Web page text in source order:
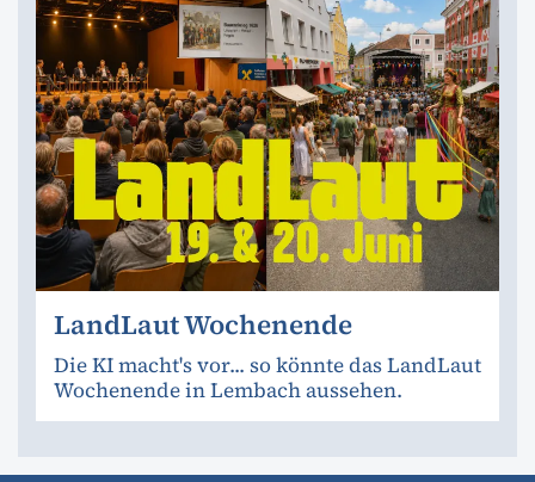
LandLaut Wochenende
Die KI macht's vor... so könnte das LandLaut
Wochenende in Lembach aussehen.